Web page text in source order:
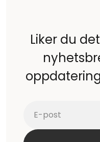
Liker du